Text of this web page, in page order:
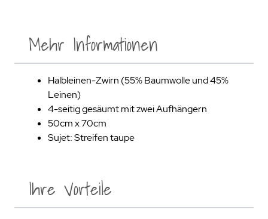
Ihre Vorteile
Mehr Informationen
Halbleinen-Zwirn (55% Baumwolle und 45%
Leinen)
4-seitig gesäumt mit zwei Aufhängern
50cm x 70cm
Sujet: Streifen taupe